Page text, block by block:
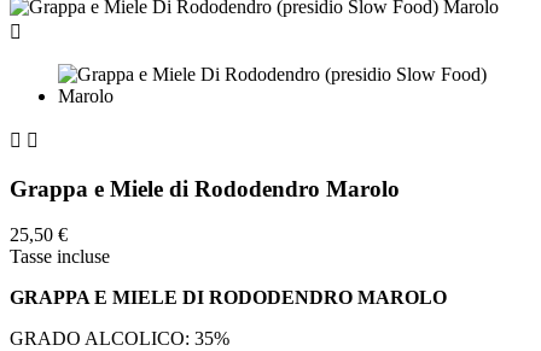

 
Grappa e Miele di Rododendro Marolo
25,50 €
Tasse incluse
GRAPPA E MIELE DI RODODENDRO MAROLO
GRADO ALCOLICO: 35%